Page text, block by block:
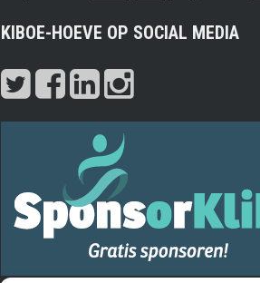
KIBOE-HOEVE OP SOCIAL MEDIA